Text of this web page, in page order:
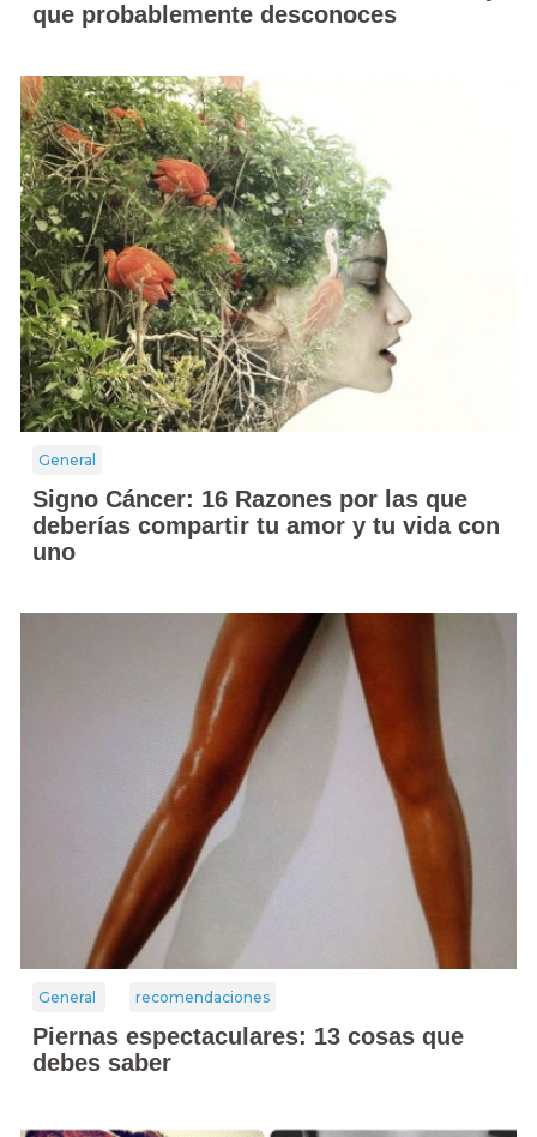
que probablemente desconoces
General
Signo Cáncer: 16 Razones por las que
deberías compartir tu amor y tu vida con
uno
General recomendaciones
Piernas espectaculares: 13 cosas que
debes saber